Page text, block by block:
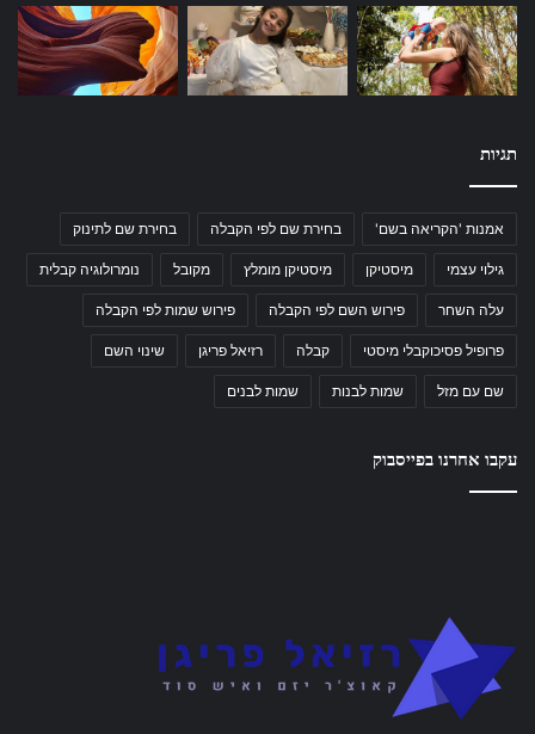
תגיות
אמנות 'הקריאה בשם' בחירת שם לפי הקבלה בחירת שם לתינוק
גילוי עצמי מיסטיקן מיסטיקן מומלץ מקובל נומרולוגיה קבלית
עלה השחר פירוש השם לפי הקבלה פירוש שמות לפי הקבלה
פרופיל פסיכוקבלי מיסטי קבלה רזיאל פריגן שינוי השם
שם עם מזל שמות לבנות שמות לבנים
עקבו אחרנו בפייסבוק